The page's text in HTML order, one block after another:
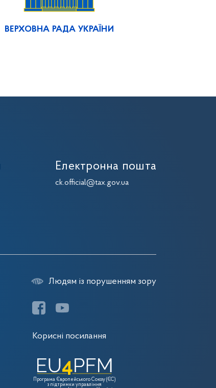
ВЕРХОВНА РАДА УКРАЇНИ
Електронна пошта
ck.official@tax.gov.ua
Людям із порушенням зору
Корисні посилання
Програма Європейського Союзу (ЄС)
з підтримки управління